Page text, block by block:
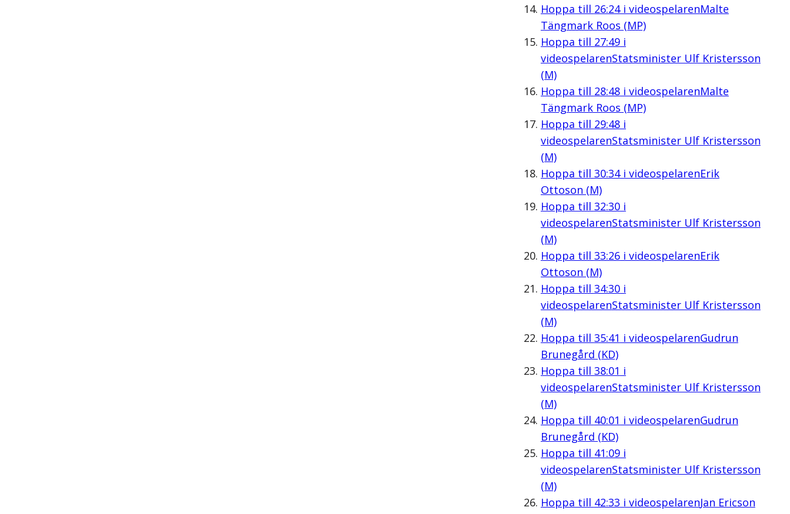
Hoppa till 26:24i videospelarenMalte
Tängmark Roos (MP)
Hoppa till 27:49i
videospelarenStatsminister Ulf Kristersson
(M)
Hoppa till 28:48i videospelarenMalte
Tängmark Roos (MP)
Hoppa till 29:48i
videospelarenStatsminister Ulf Kristersson
(M)
Hoppa till 30:34i videospelarenErik
Ottoson (M)
Hoppa till 32:30i
videospelarenStatsminister Ulf Kristersson
(M)
Hoppa till 33:26i videospelarenErik
Ottoson (M)
Hoppa till 34:30i
videospelarenStatsminister Ulf Kristersson
(M)
Hoppa till 35:41 i videospelarenGudrun
Brunegård (KD)
Hoppa till 38:01 i
videospelarenStatsminister Ulf Kristersson
(M)
Hoppa till 40:01 i videospelarenGudrun
Brunegård (KD)
Hoppa till 41:09i
videospelarenStatsminister Ulf Kristersson
(M)
Hoppa till 42:33 i videospelarenJan Ericson